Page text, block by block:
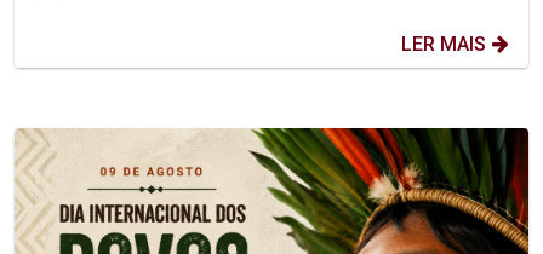
LER MAIS